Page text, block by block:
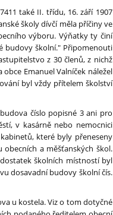
také II. třídu, 16. září 1907
školy dívčí měla příčiny ve
výboru. Výňatky ty činí
budovy školní." Připomenouti
z 30 členů, z nichž
Emanuel Valníček náležel
byl vždy přítelem školství
číslo popisné 3 ani pro
v kasárně nebo nemocnici
které byly přeneseny
a měšťanských škol.
školních místností byl
dosavadní budovy školní čís.
u kostela. Viz o tom dotyčné